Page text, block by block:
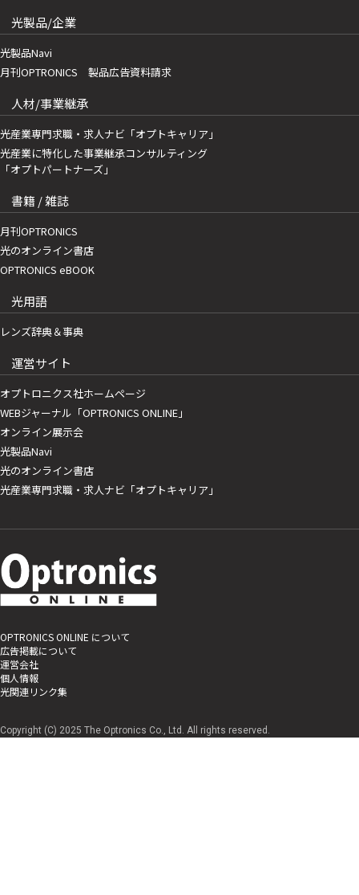
光製品/企業
光製品Navi
月刊OPTRONICS 製品広告資料請求
人材/事業継承
光産業専門求職・求人ナビ「オプトキャリア」
光産業に特化した事業継承コンサルティング
「オプトパートナーズ」
書籍 / 雑誌
月刊OPTRONICS
光のオンライン書店
OPTRONICS eBOOK
光用語
レンズ辞典＆事典
運営サイト
オプトロニクス社ホームページ
WEBジャーナル「OPTRONICS ONLINE」
オンライン展示会
光製品Navi
光のオンライン書店
光産業専門求職・求人ナビ「オプトキャリア」
OPTRONICS ONLINE について
広告掲載について
運営会社
個人情報
光関連リンク集
Copyright (C) 2025 The Optronics Co., Ltd. All rights reserved.